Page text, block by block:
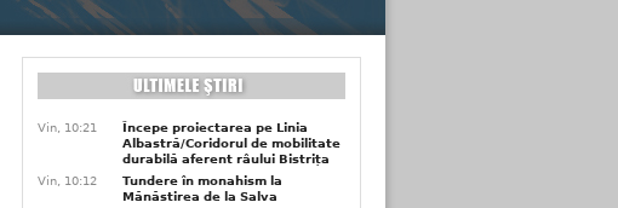
Vin, 10:21
Începe proiectarea pe Linia
Albastră/Coridorul de mobilitate
durabilă aferent râului Bistrița
Vin, 10:12
Tundere în monahism la
Mănăstirea de la Salva